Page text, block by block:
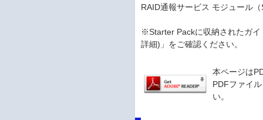
RAID通報サービス モジュール
※Starter Packに収納されたガ
詳細)」をご確認ください。
本ページは
PDFファイ
い。